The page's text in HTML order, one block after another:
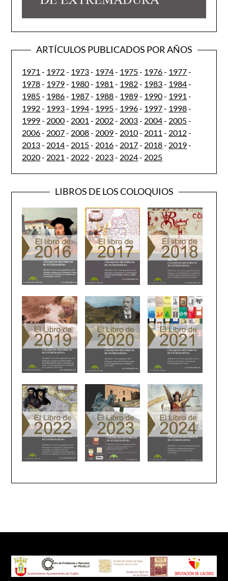
ARTÍCULOS PUBLICADOS POR AÑOS
1971 - 1972- 1973- 1974- 1975- 1976- 1977-
1978- 1979- 1980- 1981 - 1982- 1983- 1984-
1985- 1986- 1987- 1988- 1989- 1990- 1991 -
1992- 1993- 1994- 1995- 1996- 1997- 1998-
1999- 2000- 2001 - 2002- 2003- 2004- 2005-
2006- 2007- 2008- 2009- 2010- 2011 - 2012-
2013- 2014- 2015- 2016- 2017- 2018- 2019-
2020- 2021 - 2022- 2023- 2024- 2025
LIBROS DE LOS COLOQUIOS